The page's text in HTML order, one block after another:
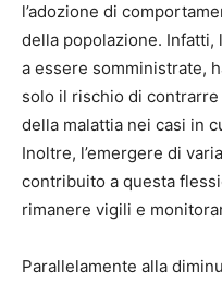
l’adozione di
della popolazione. Infatti,
a essere somministrate,
solo il rischio di
della malattia nei casi in
Inoltre, l’emergere di
contribuito a questa
rimanere vigili e
Parallelamente alla